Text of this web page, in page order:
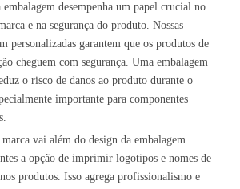
desempenha um papel crucial no
e na segurança do produto. Nossas
personalizadas garantem que os produtos de
cheguem com segurança. Uma embalagem
o risco de danos ao produto durante o
importante para componentes
vai além do design da embalagem.
a opção de imprimir logotipos e nomes de
produtos. Isso agrega profissionalismo e